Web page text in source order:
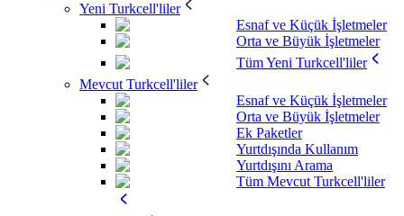
Yeni Turkcell'liler
Esnaf ve Küçük İşletmeler
Orta ve Büyük İşletmeler
Tüm Yeni Turkcell'liler
Mevcut Turkcell'liler
Esnaf ve Küçük İşletmeler
Orta ve Büyük İşletmeler
Ek Paketler
Yurtdışında Kullanım
Yurtdışını Arama
Tüm Mevcut Turkcell'liler